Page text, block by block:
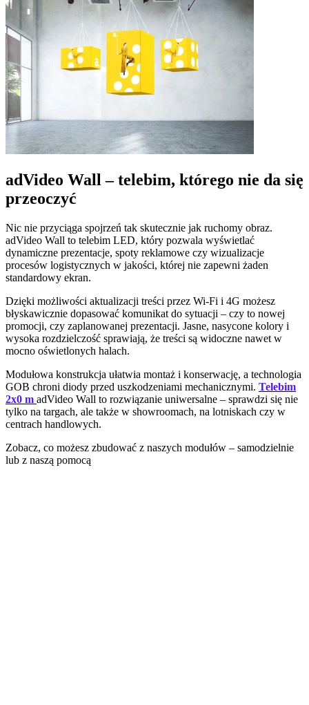
adVideo Wall – telebim, którego nie da się
przeoczyć
Nic nie przyciąga spojrzeń tak skutecznie jak ruchomy obraz.
adVideo Wall to telebim LED, który pozwala wyświetlać
dynamiczne prezentacje, spoty reklamowe czy wizualizacje
procesów logistycznych w jakości, której nie zapewni żaden
standardowy ekran.
Dzięki możliwości aktualizacji treści przez Wi-Fi i 4G możesz
błyskawicznie dopasować komunikat do sytuacji – czy to nowej
promocji, czy zaplanowanej prezentacji. Jasne, nasycone kolory i
wysoka rozdzielczość sprawiają, że treści są widoczne nawet w
mocno oświetlonych halach.
Modułowa konstrukcja ułatwia montaż i konserwację, a technologia
GOB chroni diody przed uszkodzeniami mechanicznymi. Telebim
2x0 m adVideo Wall to rozwiązanie uniwersalne – sprawdzi się nie
tylko na targach, ale także w showroomach, na lotniskach czy w
centrach handlowych.
Zobacz, co możesz zbudować z naszych modułów – samodzielnie
lub z naszą pomocą